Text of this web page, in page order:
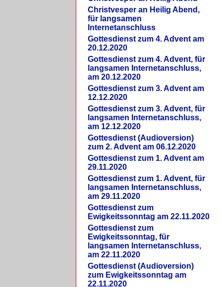
Christvesper an Heilig Abend,
für langsamen
Internetanschluss
Gottesdienst zum 4. Advent am
20.12.2020
Gottesdienst zum 4. Advent, für
langsamen Internetanschluss,
am 20.12.2020
Gottesdienst zum 3. Advent am
12.12.2020
Gottesdienst zum 3. Advent, für
langsamen Internetanschluss,
am 12.12.2020
Gottesdienst (Audioversion)
zum 2. Advent am 06.12.2020
Gottesdienst zum 1. Advent am
29.11.2020
Gottesdienst zum 1. Advent, für
langsamen Internetanschluss,
am 29.11.2020
Gottesdienst zum
Ewigkeitssonntag am 22.11.2020
Gottesdienst zum
Ewigkeitssonntag, für
langsamen Internetanschluss,
am 22.11.2020
Gottesdienst (Audioversion)
zum Ewigkeitssonntag am
22.11.2020